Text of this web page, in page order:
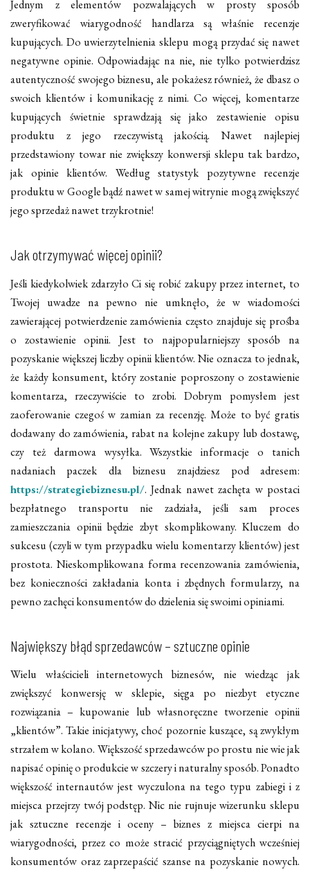
Jednym z elementów pozwalających w prosty sposób
zweryfikować wiarygodność handlarza są właśnie recenzje
kupujących. Do uwierzytelnienia sklepu mogą przydać się nawet
negatywne opinie. Odpowiadając na nie, nie tylko potwierdzisz
autentyczność swojego biznesu, ale pokażesz również, że dbasz o
swoich klientów i komunikację z nimi. Co więcej, komentarze
kupujących świetnie sprawdzają się jako zestawienie opisu
produktu z jego rzeczywistą jakością. Nawet najlepiej
przedstawiony towar nie zwiększy konwersji sklepu tak bardzo,
jak opinie klientów. Według statystyk pozytywne recenzje
produktu w Google bądź nawet w samej witrynie mogą zwiększyć
jego sprzedaż nawet trzykrotnie!
Jak otrzymywać więcej opinii?
Jeśli kiedykolwiek zdarzyło Ci się robić zakupy przez internet, to
Twojej uwadze na pewno nie umknęło, że w wiadomości
zawierającej potwierdzenie zamówienia często znajduje się prośba
o zostawienie opinii. Jest to najpopularniejszy sposób na
pozyskanie większej liczby opinii klientów. Nie oznacza to jednak,
że każdy konsument, który zostanie poproszony o zostawienie
komentarza, rzeczywiście to zrobi. Dobrym pomysłem jest
zaoferowanie czegoś w zamian za recenzję. Może to być gratis
dodawany do zamówienia, rabat na kolejne zakupy lub dostawę,
czy też darmowa wysyłka. Wszystkie informacje o tanich
nadaniach paczek dla biznesu znajdziesz pod adresem:
https://strategiebiznesu.pl/. Jednak nawet zachęta w postaci
bezpłatnego transportu nie zadziała, jeśli sam proces
zamieszczania opinii będzie zbyt skomplikowany. Kluczem do
sukcesu (czyli w tym przypadku wielu komentarzy klientów) jest
prostota. Nieskomplikowana forma recenzowania zamówienia,
bez konieczności zakładania konta i zbędnych formularzy, na
pewno zachęci konsumentów do dzielenia się swoimi opiniami.
Największy błąd sprzedawców – sztuczne opinie
Wielu właścicieli internetowych biznesów, nie wiedząc jak
zwiększyć konwersję w sklepie, sięga po niezbyt etyczne
rozwiązania – kupowanie lub własnoręczne tworzenie opinii
„klientów”. Takie inicjatywy, choć pozornie kuszące, są zwykłym
strzałem w kolano. Większość sprzedawców po prostu nie wie jak
napisać opinię o produkcie w szczery i naturalny sposób. Ponadto
większość internautów jest wyczulona na tego typu zabiegi i z
miejsca przejrzy twój podstęp. Nic nie rujnuje wizerunku sklepu
jak sztuczne recenzje i oceny – biznes z miejsca cierpi na
wiarygodności, przez co może stracić przyciągniętych wcześniej
konsumentów oraz zaprzepaścić szanse na pozyskanie nowych.